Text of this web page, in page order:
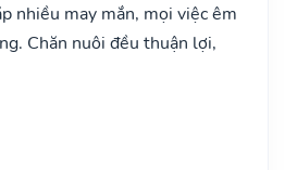
nhiều may mắn, mọi việc êm
Chăn nuôi đều thuận lợi,